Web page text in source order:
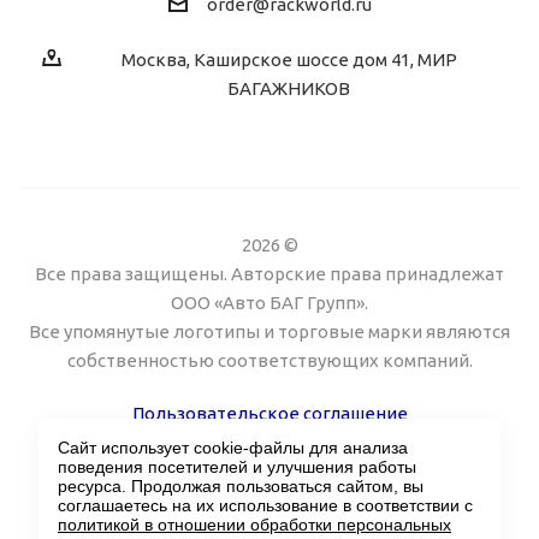
Москва, Каширское шоссе дом 41, МИР
БАГАЖНИКОВ
2026 ©
Все права защищены. Авторские права принадлежат
ООО «Авто БАГ Групп».
Все упомянутые логотипы и торговые марки являются
собственностью соответствующих компаний.
Пользовательское соглашение
Поддержка сайта Twin px
Сайт использует cookie-файлы для анализа
поведения посетителей и улучшения работы
ресурса. Продолжая пользоваться сайтом, вы
соглашаетесь на их использование в соответствии с
политикой в отношении обработки персональных